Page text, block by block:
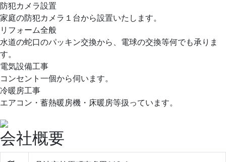
防犯カメラ設置
家庭の防犯カメラ１台から設置いたします。
リフォーム全般
水道の蛇口のパッキン交換から、電球の交換等何でも承りま
す。
電気設備工事
コンセント一個から伺います。
冷暖房工事
エアコン・蓄熱暖房機・床暖房等扱っています。
会社概要